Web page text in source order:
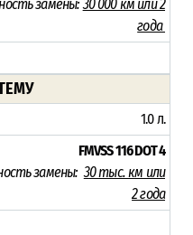
замены:30 000 км или 2
года
1.0 л.
FMVSS 116 DOT 4
замены:30 тыс. км или
2 года